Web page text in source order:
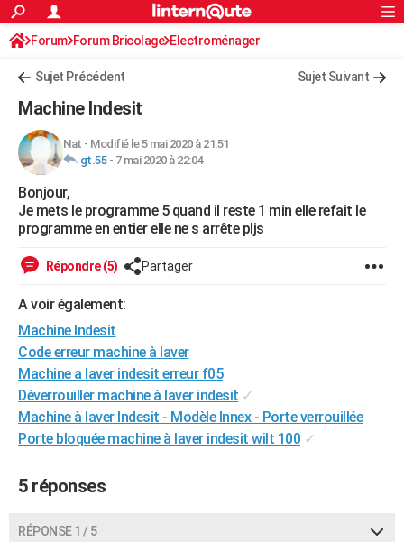
ACTUALITÉS
Politique
Société
Faits Divers
Education
Monde
Villes
+
FINANCE
Retraite
Impôts
Epargne
Immobilier
Risques naturels par ville
Banque
Assurance
Crédit
AUTO
Essais
Réserver un essai
Citadines
Berlines
SUV
Forum auto
+HIGH-TECH
Mobiles
Meilleur smartphone
Internet
Ordinateurs
Jeux vidéo
Guide high-tech
+
Forum
Aménagement intérieur
Extérieur
Cuisine
Salle de bains
Jardinage
Rangement
WEEK-END
Guides de France
Escapades
Patrimoine
Expositions
Musées
Week-end nature
+LIFESTYLE
Art de vivre
Bien-être
Loisirs
Mode
Modes de vie
SANTE
Alimentation
Guide de la santé
Maladies
Médicaments
Sommeil
VOYAGE
Destinations
City break
Voyage nature
Voyage de noces
Forum
Climat
+PHOTO
BONS PLANS
CARTE DE VOEUX
S'inscrire
Connexion
Forum Forum Bricolage Electroménager
Sujet Précédent Sujet Suivant
Machine Indesit
Nat - Modifié le 5 mai 2020 à 21:51
gt.55- 7 mai 2020 à 22:04
Bonjour,
Je mets le programme 5 quand il reste 1 min elle refait le
programme en entier elle ne s arrête pljs
Répondre (5) Partager
A voir également:
Machine Indesit
Code erreur machine à laver
Machine a laver indesit erreur f05
Déverrouiller machine à laver indesit ✓
Machine à laver Indesit - Modèle Innex - Porte verrouillée
Porte bloquée machine à laver indesit wilt 100 ✓
5 réponses
RÉPONSE 1 / 5